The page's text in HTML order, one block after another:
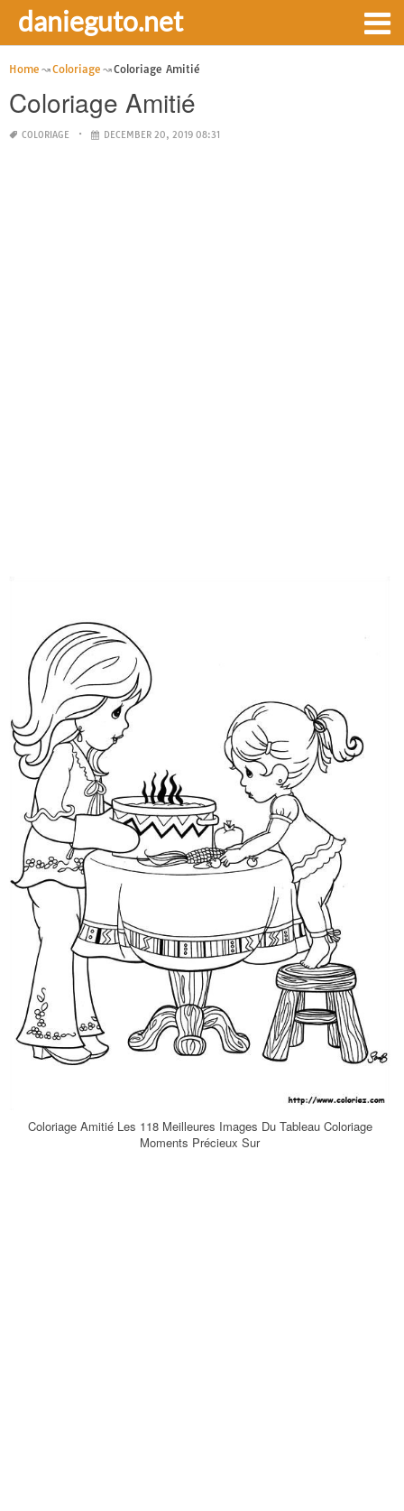
danieguto.net
Home Coloriage Coloriage Amitié
Coloriage Amitié
COLORIAGE DECEMBER 20, 2019 08:31
Coloriage Amitié Les 118 Meilleures Images Du Tableau Coloriage
Moments Précieux Sur